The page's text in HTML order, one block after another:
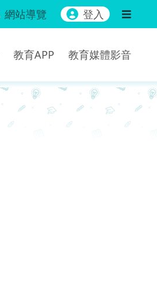
網站導覽 登入
教育APP 教育媒體影音